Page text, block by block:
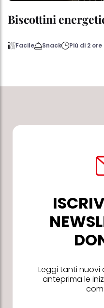
Biscottini
Facile Snack Più di 2 ore
Leggi tanti nuovi
anteprima le